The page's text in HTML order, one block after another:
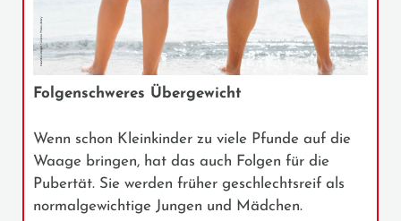
Folgenschweres Übergewicht
Wenn schon Kleinkinder zu viele Pfunde auf die
Waage bringen, hat das auch Folgen für die
Pubertät. Sie werden früher geschlechtsreif als
normalgewichtige Jungen und Mädchen.